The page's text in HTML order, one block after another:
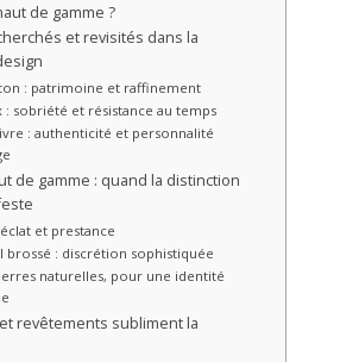
de gamme ?
et revisités dans la
: patrimoine et raffinement
: sobriété et résistance au temps
: authenticité et personnalité
de gamme : quand la distinction
éclat et prestance
brossé : discrétion sophistiquée
naturelles, pour une identité
revêtements subliment la